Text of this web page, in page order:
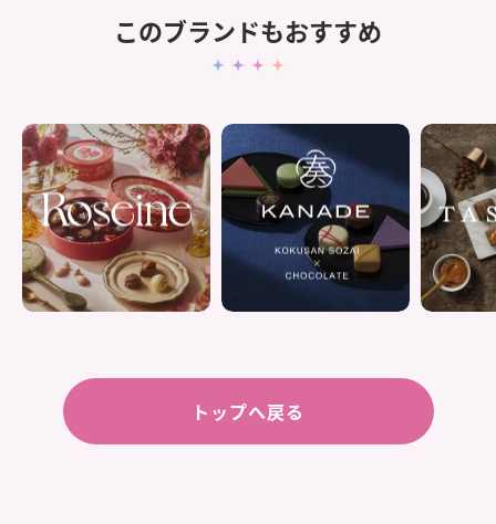
このブランドもおすすめ
トップへ戻る